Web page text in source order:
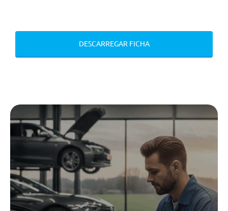
Cintos De Segurança Dianteiros
Sensor De Chuva
Cintos De Segurança Traseiros
Automaticos De 3 Pontos Com
Apoio De Braço A Frente Com 2
Entradas Usb Atras
Fecho Centralizado Por
Comando, 2 Chaves Com
Comando
DESCARREGAR FICHA